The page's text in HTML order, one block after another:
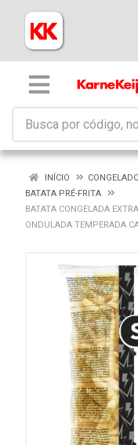
INÍCIO
BATATA PRÉ-FRITA
BATATA CONGELADA
ONDULADA TEMPERADA